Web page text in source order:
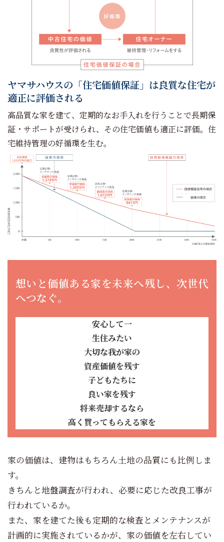
ヤマサハウスの「住宅価値保証」は良質な住宅が
適正に評価される
高品質な家を建て、定期的なお手入れを行うことで長期保
証・サポートが受けられ、その住宅価値も適正に評価。住
宅維持管理の好循環を生む。
想いと価値ある家を未来へ残し、次世代
へつなぐ。
安心して一
生住みたい
大切な我が家の
資産価値を残す
子どもたちに
良い家を残す
将来売却するなら
高く買ってもらえる家を
家の価値は、建物はもちろん土地の品質にも比例しま
す。
きちんと地盤調査が行われ、必要に応じた改良工事が
行われているか。
また、家を建てた後も定期的な検査とメンテナンスが
計画的に実施されているかが、家の価値を左右してい